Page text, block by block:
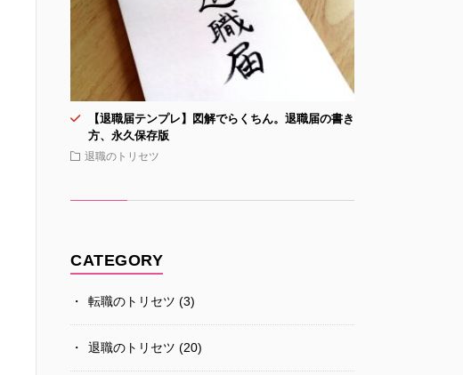
【退職届テンプレ】図解でらくちん。退職届の書き
方、永久保存版
退職のトリセツ
CATEGORY
転職のトリセツ (3)
退職のトリセツ (20)